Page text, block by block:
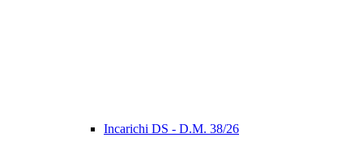
Incarichi DS - D.M. 38/26